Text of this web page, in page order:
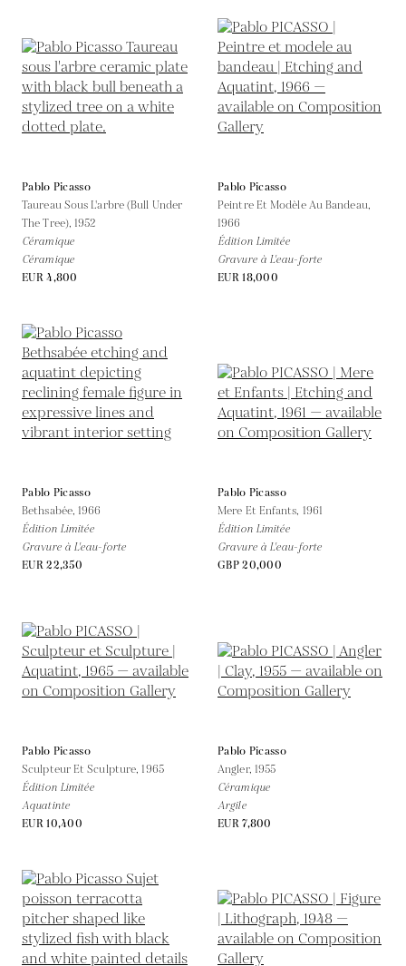
Pablo Picasso
Taureau Sous L'arbre (Bull Under
The Tree),1952
Céramique
Céramique
EUR 4,800
Pablo Picasso
Peintre Et Modèle Au Bandeau,
1966
Édition Limitée
Gravure à L'eau-forte
EUR 18,000
Pablo Picasso
Bethsabée,1966
Édition Limitée
Gravure à L'eau-forte
EUR 22,350
Pablo Picasso
Mere Et Enfants, 1961
Édition Limitée
Gravure à L'eau-forte
GBP 20,000
Pablo Picasso
Sculpteur Et Sculpture,1965
Édition Limitée
Aquatinte
EUR 10,400
Pablo Picasso
Angler, 1955
Céramique
Argile
EUR 7,800